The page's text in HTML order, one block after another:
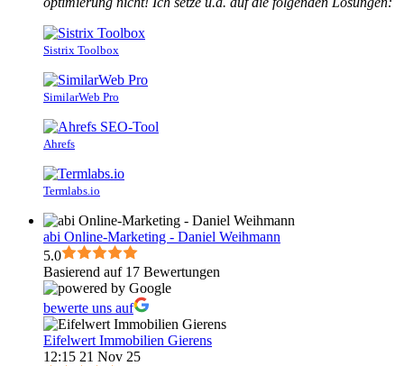
Sistrix Toolbox
SimilarWeb Pro
Ahrefs
Termlabs.io
abi Online-Marketing - Daniel Weihmann
5.0
Basierend auf 17 Bewertungen
bewerte uns auf
Eifelwert Immobilien Gierens
12:15 21 Nov 25